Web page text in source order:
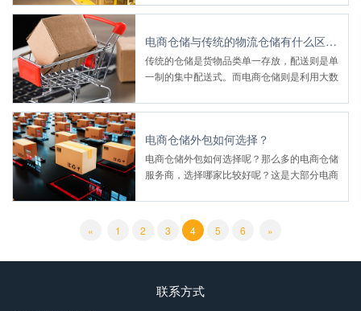
么？
电商仓储与传统的物流仓储有什么区别?
传统的仓储是货物品类单一存放，配送则是单
一制的集中配送式。而电商仓储则是利用大数
费用，提高配送效率。
电商仓储外包如何选择？
电商仓储外包如何选择呢？那么多的电商仓储
服务商，选择哪家比较好呢？这是大部分电商
«
1 2 3 4 5 6 »
联系方式